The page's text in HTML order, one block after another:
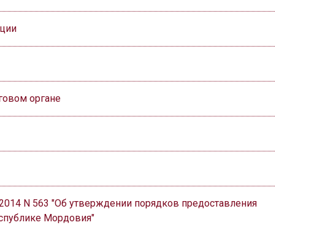
органе
N 563 "Об утверждении порядков предоставления
Мордовия"